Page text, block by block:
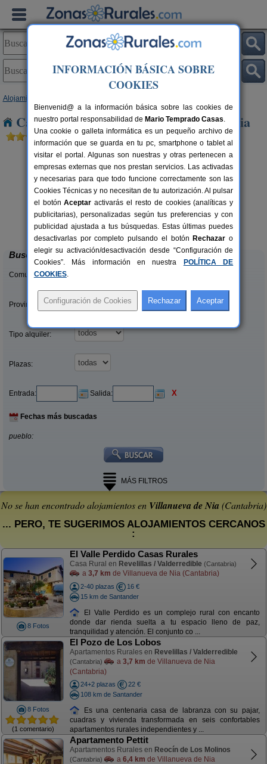
Alojamientos
Casas Rurales cerca de Villanueva de Nia
20+1 pers.
desde25 €
La Casa del Lago de Campoo
Orzales (Cantabria)
Buscar
Comunidades:
Provincias/Islas:
Tipo alquiler:
Plazas:
Entrada: Salida: X
Fechas más buscadas
pueblo:
MÁS FILTROS
No se han encontrado alojamientos en Villanueva de Nia (Cantabria)
... PERO, TE SUGERIMOS ALOJAMIENTOS CERCANOS
:
8 Fotos
El Valle Perdido Casas Rurales
Casa Rural en Revelillas / Valderredible (Cantabria)
a 3,7 km de Villanueva de Nia (Cantabria)
2-40 plazas
16 €
15 km de Santander
El Valle Perdido es un complejo rural con encanto
donde dar rienda suelta a tu espacio lleno de paz,
tranquilidad y atención. El conjunto co ...
8 Fotos
(1 comentario)
El Pozo de Los Lobos
Apartamentos Rurales en Revelillas / Valderredible
(Cantabria) a 3,7 km de Villanueva de Nia
(Cantabria)
24+2 plazas
22 €
108 km de Santander
Es una centenaria casa de labranza con su pajar,
cuadras y vivienda transformada en seis confortables
apartamentos rurales independientes y ...
Apartamento Pettit
Apartamentos Rurales en Reocín de Los Molinos
(Cantabria) a 6,4 km de Villanueva de Nia
INFORMACIÓN BÁSICA SOBRE
COOKIES
Bienvenid@ a la información básica sobre las cookies de
nuestro portal responsabilidad de Mario Temprado Casas.
Una cookie o galleta informática es un pequeño archivo de
información que se guarda en tu pc, smartphone o tablet al
visitar el portal. Algunas son nuestras y otras pertenecen a
empresas externas que nos prestan servicios. Las activadas
y necesarias para que todo funcione correctamente son las
Cookies Técnicas y no necesitan de tu autorización. Al pulsar
el botónAceptar activarás el resto de cookies (analíticas y
publicitarias), personalizadas según tus preferencias y con
publicidad ajustada a tus búsquedas. Estas últimas puedes
desactivarlas por completo pulsando el botón Rechazar o
elegir su activación/desactivación desde “Configuración de
Cookies”. Más información en nuestra
POLÍTICA DE
COOKIES.